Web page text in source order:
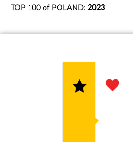
TOP 100 of POLAND:2023